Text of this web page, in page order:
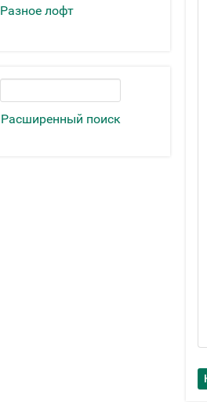
Разное лофт
Расширенный поиск